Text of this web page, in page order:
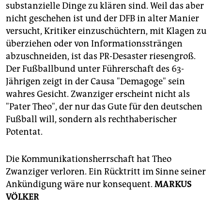
substanzielle Dinge zu klären sind. Weil das aber
nicht geschehen ist und der DFB in alter Manier
versucht, Kritiker einzuschüchtern, mit Klagen zu
überziehen oder von Informationssträngen
abzuschneiden, ist das PR-Desaster riesengroß.
Der Fußballbund unter Führerschaft des 63-
Jährigen zeigt in der Causa "Demagoge" sein
wahres Gesicht. Zwanziger erscheint nicht als
"Pater Theo", der nur das Gute für den deutschen
Fußball will, sondern als rechthaberischer
Potentat.
Die Kommunikationsherrschaft hat Theo
Zwanziger verloren. Ein Rücktritt im Sinne seiner
Ankündigung wäre nur konsequent. MARKUS
VÖLKER